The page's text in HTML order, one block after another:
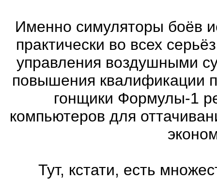
Именно симуляторы боёв
практически во всех
управления воздушными
повышения квалификации
гонщики Формулы-1
компьютеров для
Тут, кстати, есть